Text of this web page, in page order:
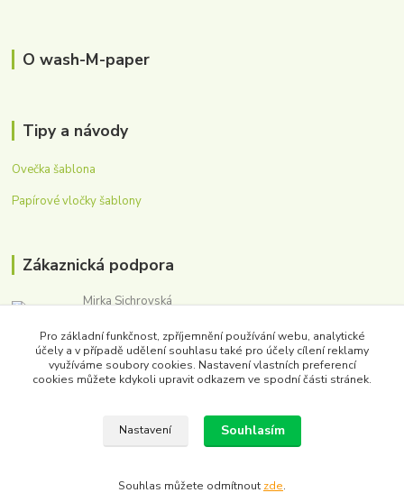
O wash-M-paper
Tipy a návody
Ovečka šablona
Papírové vločky šablony
Zákaznická podpora
Mirka Sichrovská
(Po-Pá, 8-16 hod.)
obchod@washmpaper.cz
Pro základní funkčnost, zpříjemnění používání webu, analytické
účely a v případě udělení souhlasu také pro účely cílení reklamy
využíváme soubory cookies. Nastavení vlastních preferencí
cookies můžete kdykoli upravit odkazem ve spodní části stránek.
Nastavení Souhlasím
Souhlas můžete odmítnout zde.